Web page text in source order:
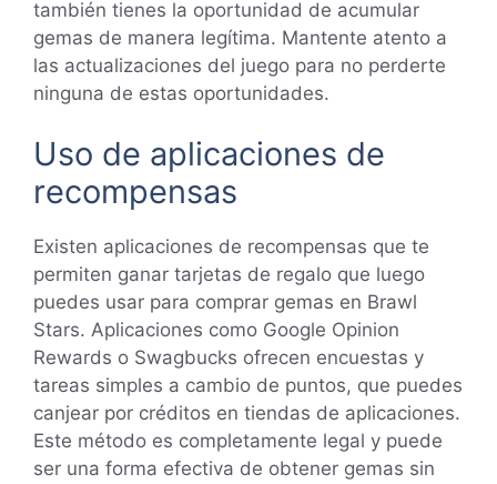
también tienes la oportunidad de acumular
gemas de manera legítima. Mantente atento a
las actualizaciones del juego para no perderte
ninguna de estas oportunidades.
Uso de aplicaciones de
recompensas
Existen aplicaciones de recompensas que te
permiten ganar tarjetas de regalo que luego
puedes usar para comprar gemas en Brawl
Stars. Aplicaciones como Google Opinion
Rewards o Swagbucks ofrecen encuestas y
tareas simples a cambio de puntos, que puedes
canjear por créditos en tiendas de aplicaciones.
Este método es completamente legal y puede
ser una forma efectiva de obtener gemas sin